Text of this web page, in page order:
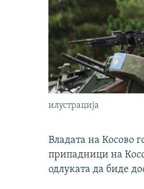
илустрација
Владата на Косово
припадници на
одлуката да биде